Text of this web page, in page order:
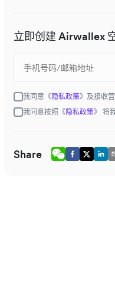
立即创建 Airwallex
我同意《隐私政策》及接收营
我同意按照《隐私政策》 将
Share